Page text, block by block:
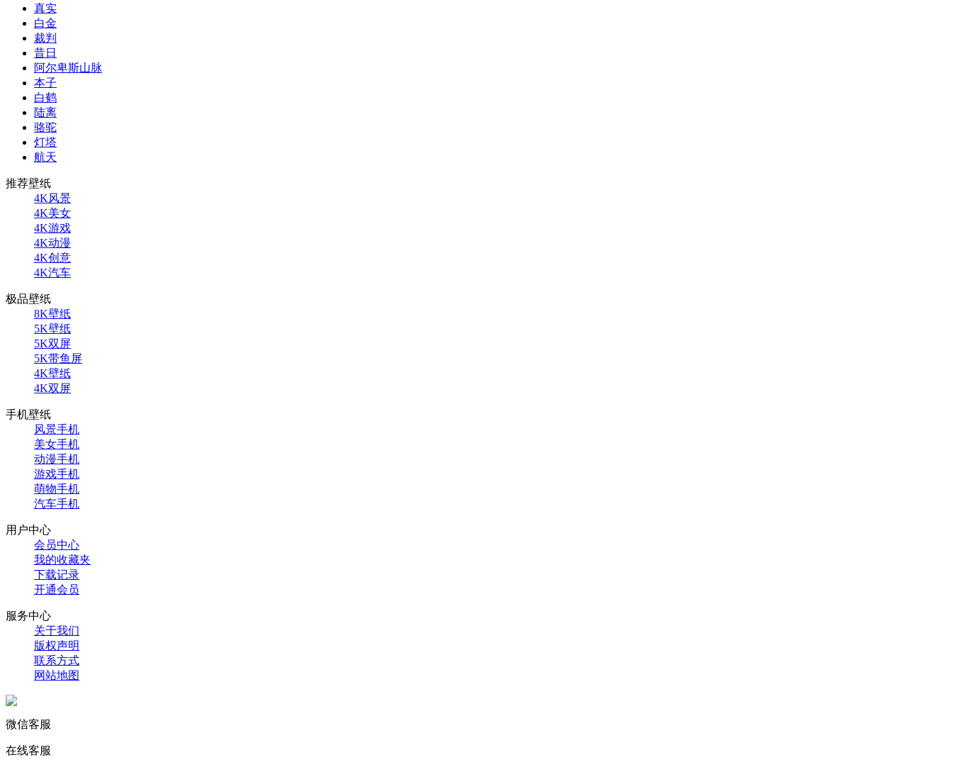
真实
白金
裁判
昔日
阿尔卑斯山脉
本子
白鹤
陆离
骆驼
灯塔
航天
推荐壁纸
4K风景
4K美女
4K游戏
4K动漫
4K创意
4K汽车
极品壁纸
8K壁纸
5K壁纸
5K双屏
5K带鱼屏
4K壁纸
4K双屏
手机壁纸
风景手机
美女手机
动漫手机
游戏手机
萌物手机
汽车手机
用户中心
会员中心
我的收藏夹
下载记录
开通会员
服务中心
关于我们
版权声明
联系方式
网站地图
微信客服
在线客服